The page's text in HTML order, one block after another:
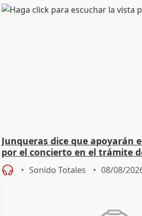
Junqueras dice que apoyarán
por el concierto en el trámite
Sonido Totales 08/08/